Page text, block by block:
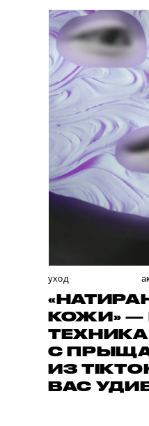
уход
КОЖИ» —
С
ИЗ
ВАС